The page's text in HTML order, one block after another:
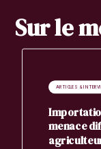
Sur le
ARTICLES &
menace